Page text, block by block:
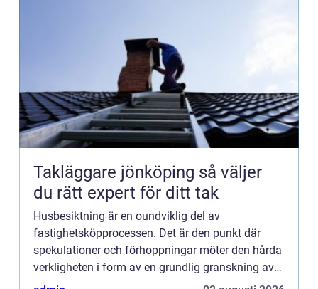
Takläggare jönköping så väljer
du rätt expert för ditt tak
Husbesiktning är en oundviklig del av
fastighetsköpprocessen. Det är den punkt där
spekulationer och förhoppningar möter den hårda
verkligheten i form av en grundlig granskning av
fastighetens skick. I denna artike...